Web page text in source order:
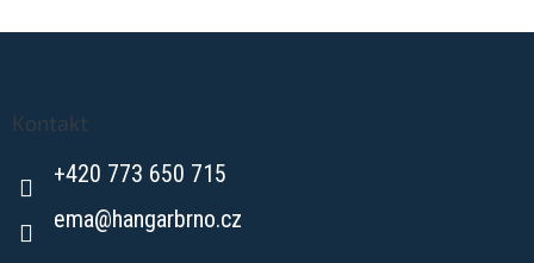
Kontakt
+420 773 650 715
ema@hangarbrno.cz